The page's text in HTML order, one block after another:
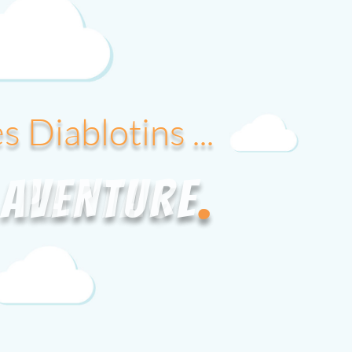
Diablotins ...
Aventure.
Diablotins ...
Partage.